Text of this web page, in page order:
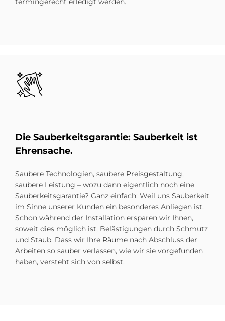
Bild
Die Sau­ber­keits­ga­ran­tie: Sau­ber­keit ist
Eh­ren­sache.
Saubere Technologien, saubere Preisgestaltung,
saubere Leistung – wozu dann eigentlich noch eine
Sauberkeitsgarantie? Ganz einfach: Weil uns Sauberkeit
im Sinne unserer Kunden ein besonderes Anliegen ist.
Schon während der Installation ersparen wir Ihnen,
soweit dies möglich ist, Belästigungen durch Schmutz
und Staub. Dass wir Ihre Räume nach Abschluss der
Arbeiten so sauber verlassen, wie wir sie vorgefunden
haben, versteht sich von selbst.